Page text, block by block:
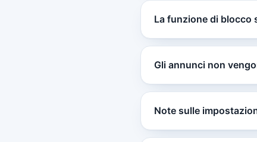
La funzione di blocco
Gli annunci non
Note sulle